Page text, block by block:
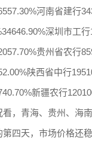
河南省建行
深圳市工
贵州省农行
陕西省中行
新疆农行
看，青海、贵州、海
第四天，市场价格还